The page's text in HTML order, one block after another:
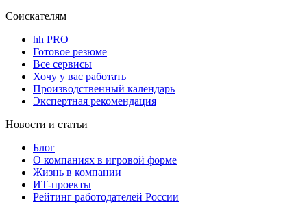
Соискателям
hh PRO
Готовое резюме
Все сервисы
Хочу у вас работать
Производственный календарь
Экспертная рекомендация
Новости и статьи
Блог
О компаниях в игровой форме
Жизнь в компании
ИТ-проекты
Рейтинг работодателей России